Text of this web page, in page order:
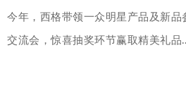
今年，西格带领一众明星产品及新品
交流会，惊喜抽奖环节赢取精美礼